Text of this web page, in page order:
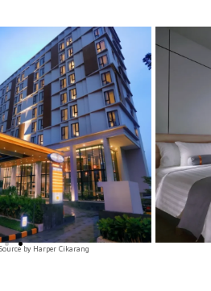
Harper Cikarang Source